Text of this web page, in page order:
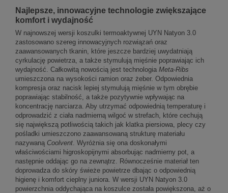
Najlepsze, innowacyjne technologie zwiększające
komfort i wydajność
W najnowszej wersji koszulki termoaktywnej UYN Natyon 3.0
zastosowano szereg innowacyjnych rozwiązań oraz
zaawansowanych tkanin, które jeszcze bardziej uwydatniają
cyrkulację powietrza, a także stymulują mięśnie poprawiając ich
wydajność. Całkowitą nowością jest technologia Meta-Ribs
umieszczona na wysokości ramion oraz żeber. Odpowiednia
kompresja oraz nacisk lepiej stymulują mięśnie w tym obrębie
poprawiając stabilność, a także pozytywnie wpływając na
koncentrację narciarza. Aby utrzymać odpowiednią temperaturę i
odprowadzić z ciała nadmierną wilgoć w strefach, które cechują
się największą potliwością takich jak klatka piersiowa, plecy czy
pośladki umieszczono zaawansowaną strukturę materiału
nazywaną Coolvent . Wyróżnia się ona doskonałymi
właściwościami higroskopijnymi absorbując nadmierny pot, a
następnie oddając go na zewnątrz. Równocześnie materiał ten
doprowadza do skóry świeże powietrze dbając o odpowiednią
higienę i komfort cieplny juniora. W wersji UYN Natyon 3.0
powierzchnia oddychająca na koszulce została powiększona, aż o